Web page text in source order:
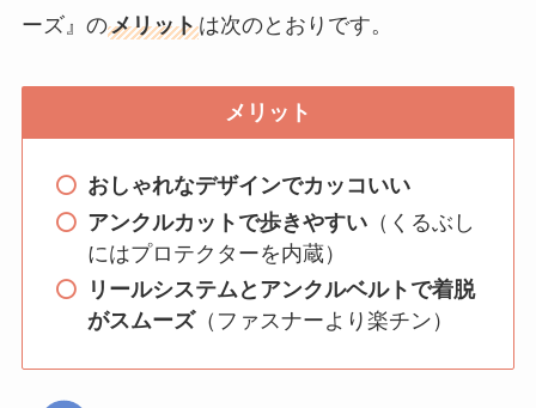
ーズ』のメリットは次のとおりです。
メリット
おしゃれなデザインでカッコいい
アンクルカットで歩きやすい（くるぶし
にはプロテクターを内蔵）
リールシステムとアンクルベルトで着脱
がスムーズ（ファスナーより楽チン）